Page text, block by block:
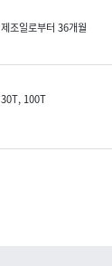
제조일로부터 36개월
30T, 100T